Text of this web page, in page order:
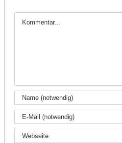
Kommentar